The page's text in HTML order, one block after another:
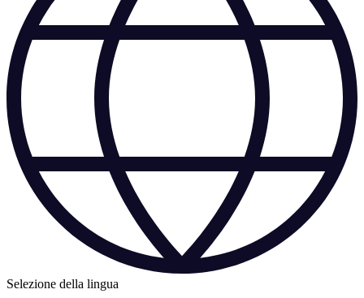
Selezione della lingua